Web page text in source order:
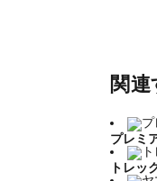
関
プレミ
トレッ